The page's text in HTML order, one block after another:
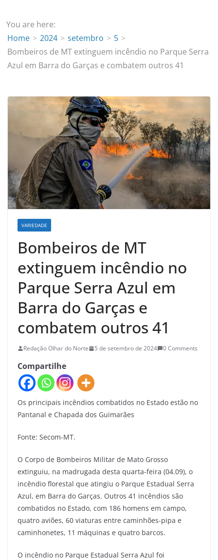
You are here:
Home
2024 setembro
5
Bombeiros de MT extinguem incêndio no Parque Serra
Azul em Barra do Garças e combatem outros 41
VARIEDADE
Bombeiros de MT
extinguem incêndio no
Parque Serra Azul em
Barra do Garças e
combatem outros 41
Redação Olhar do Norte 5 de setembro de 2024 0 Comments
Compartilhe
Os principais incêndios combatidos no Estado estão no
Pantanal e Chapada dos Guimarães
Fonte: Secom-MT.
O Corpo de Bombeiros Militar de Mato Grosso
extinguiu, na madrugada desta quarta-feira (04.09), o
incêndio florestal que atingiu o Parque Estadual Serra
Azul, em Barra do Garças. Outros 41 incêndios são
combatidos no Estado, com 186 homens em campo,
quatro aviões, 60 viaturas entre caminhões-pipa e
caminhonetes, 11 máquinas e quatro barcos.
O incêndio no Parque Estadual Serra Azul foi